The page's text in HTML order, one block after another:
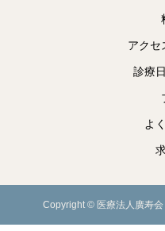
アクセ
診療
よ
Copyright © 医療法人廣寿